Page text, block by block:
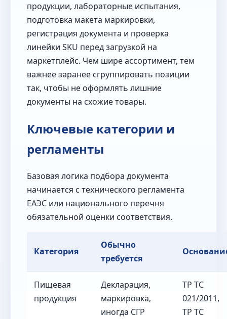
продукции, лабораторные испытания,
подготовка макета маркировки,
регистрация документа и проверка
линейки SKU перед загрузкой на
маркетплейс. Чем шире ассортимент, тем
важнее заранее сгруппировать позиции
так, чтобы не оформлять лишние
документы на схожие товары.
Ключевые категории и
регламенты
Базовая логика подбора документа
начинается с технического регламента
ЕАЭС или национального перечня
обязательной оценки соответствия.
Категория
Обычно
требуется
Пищевая
продукция
Декларация,
маркировка,
иногда СГР
ТР ТС
021/2011,
ТР ТС